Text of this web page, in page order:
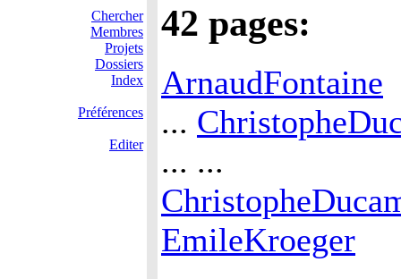
Chercher
Membres
Projets
Dossiers
Index
Préférences
Editer
42 pages:
ArnaudFontaine
...
... ...
EmileKroeger